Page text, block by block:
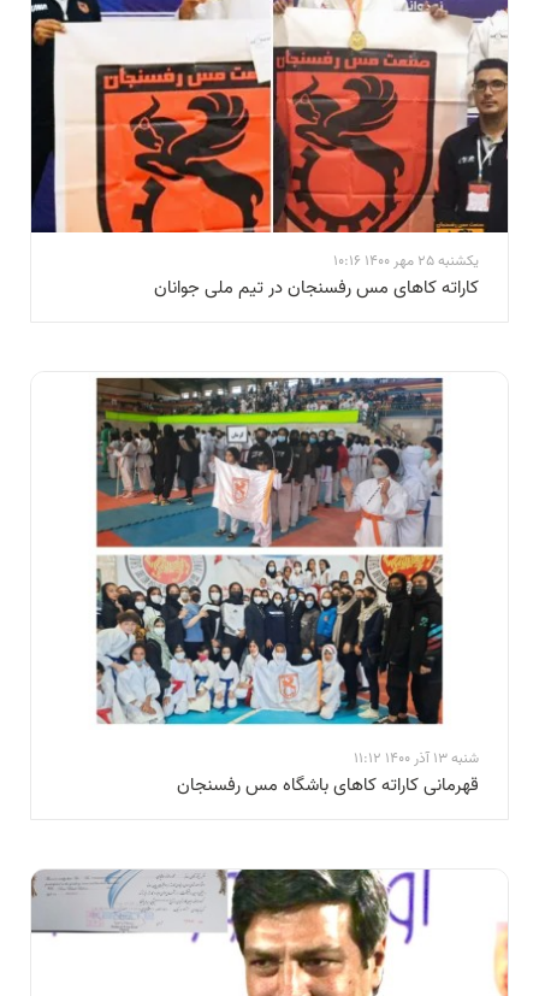
یکشنبه 25 مهر 1400 10:16
کاراته کاهای مس رفسنجان در تیم ملی جوانان
شنبه 13 آذر 1400 11:12
قهرمانی کاراته کاهای باشگاه مس رفسنجان